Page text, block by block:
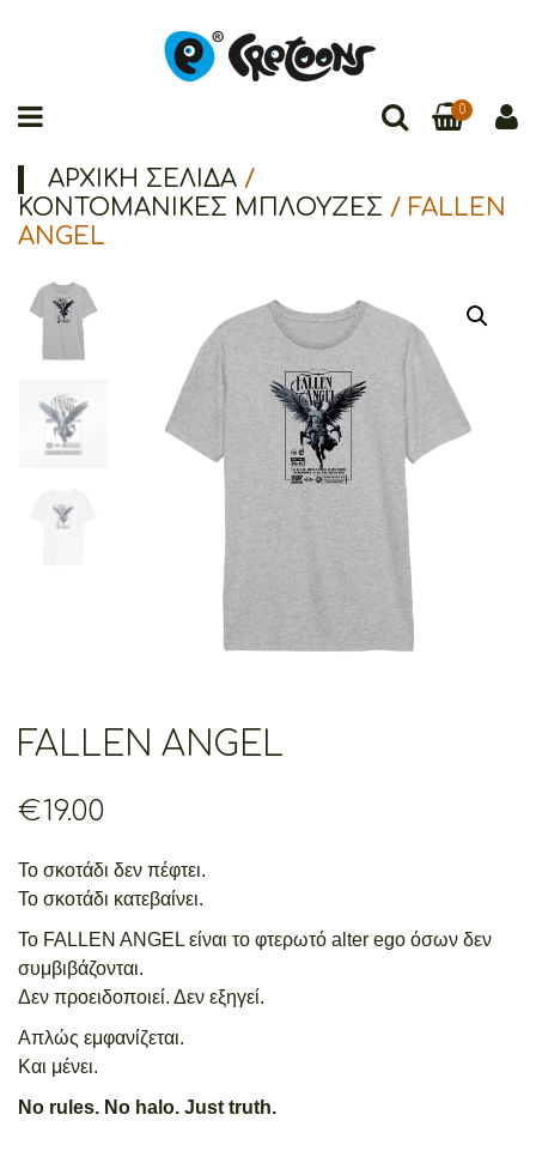
0
ΑΡΧΙΚΉ ΣΕΛΊΔΑ /
ΚΟΝΤΟΜΑΝΙΚΕΣ ΜΠΛΟΥΖΕΣ / FALLEN
ANGEL
FALLEN ANGEL
€19.00
Το σκοτάδι δεν πέφτει.
Το σκοτάδι κατεβαίνει.
Το FALLEN ANGEL είναι το φτερωτό alter ego όσων δεν
συμβιβάζονται.
Δεν προειδοποιεί. Δεν εξηγεί.
Απλώς εμφανίζεται.
Και μένει.
No rules. No halo. Just truth.